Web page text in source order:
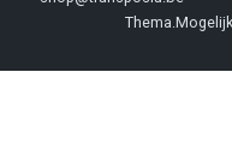
Thema